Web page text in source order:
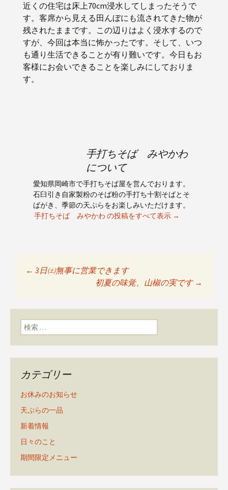
近くの住宅は床上70cm浸水してしまったそうで
す。客席から見える田んぼにも流されてきた物が
残されたままです。この辺りはよく浸水するので
すが、今回は本当に怖かったです。そして、いつ
も通り生活できることが有り難いです。今日もお
客様にお会いできることを楽しみにしておりま
す。
手打ちそば みやかわ
について
愛知県岡崎市で手打ちそば屋を営んでおります。
石臼引き自家製粉のそば粉の手打ち十割そばとそ
ばがき、季節の天ぷらをお楽しみいただけます。
手打ちそば みやかわ の投稿をすべて表示 →
投稿ナビゲーショ
ン
← 3日㈯無事に営業できます
初夏の味覚、山椒の実です →
検索:
カテゴリー
お休みのお知らせ
天ぷらの一品
新着情報
日々のこと
期間限定メニュー